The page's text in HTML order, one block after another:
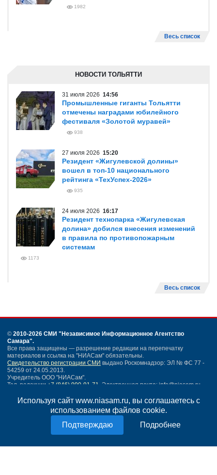
Используя сайт www.niasam.ru, вы соглашаетесь с
использованием файлов cookie.
Подробнее
1982
Весь список
НОВОСТИ ТОЛЬЯТТИ
31 июля 2026 14:56
Промышленные гиганты Тольятти
отмечены наградами юбилейного
фестиваля «Золотой муравей»
938
27 июля 2026 15:20
Резидент «Жигулевской долины»
вошел в топ-10 национального
рейтинга «ТехУспех-2026»
935
24 июля 2026 16:17
Резидент технопарка «Жигулевская
долина» добился внесения изменений
в правила по противопожарным
системам
1173
Весь список
© 2010-2026 СМИ "Независимое Информационное Агентство
Самара".
Все права защищены — разрешение редакции на перепечатку
материалов и ссылка на "НИАСам" обязательны.
Свидетельство регистрации СМИ выдано Роскомнадзор: ЭЛ № ФС 77 -
54259 от 24.05.2013.
Учредитель ООО "НИАСам".
Тел. редакции +7 (846) 990-91-71. Электронная почта: info@niasam.ru
Написать письмо
Политика конфиденциальности
18+